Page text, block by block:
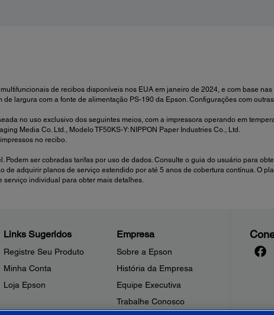
de recibos disponíveis nos EUA em janeiro de 2024, e com base
largura com a fonte de alimentação PS-190 da Epson. Configurações com
no uso exclusivo dos seguintes meios, com a impressora operando em
Media Co. Ltd., Modelo TF50KS-Y: NIPPON Paper Industries Co., Ltd.
no recibo.
ser cobradas tarifas por uso de dados. Consulte o guia do usuário para
de adquirir planos de serviço estendido por até 5 anos de cobertura contínua. O
serviço individual para obter mais detalhes.
Links Sugeridos
Registre Seu Produto
Minha Conta
Loja Epson
Empresa
Sobre a Epson
História da Empresa
Equipe Executiva
Trabalhe Conosco